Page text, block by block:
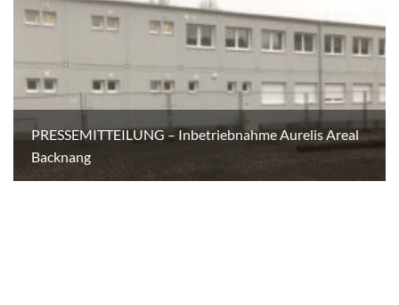
PRESSEMITTEILUNG – Inbetriebnahme Aurelis Areal
Backnang